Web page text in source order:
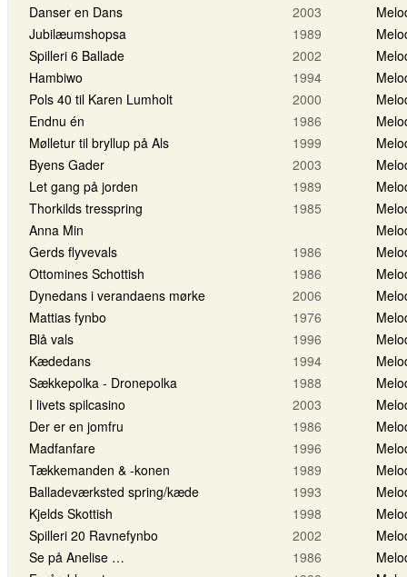
Danser en Dans
2003
Jubilæumshopsa
1989
Spilleri 6 Ballade
2002
Hambiwo
1994
Pols 40 til Karen Lumholt
2000
Endnu én
1986
Mølletur til bryllup på Als
1999
Byens Gader
2003
Let gang på jorden
1989
Thorkilds tresspring
1985
Anna Min
Gerds flyvevals
1986
Ottomines Schottish
1986
Dynedans i verandaens mørke
2006
Mattias fynbo
1976
Blå vals
1996
Kædedans
1994
Sækkepolka - Dronepolka
1988
I livets spilcasino
2003
Der er en jomfru
1986
Madfanfare
1996
Tækkemanden & -konen
1989
Balladeværksted spring/kæde
1993
Kjelds Skottish
1998
Spilleri 20 Ravnefynbo
2002
Se på Anelise …
1986